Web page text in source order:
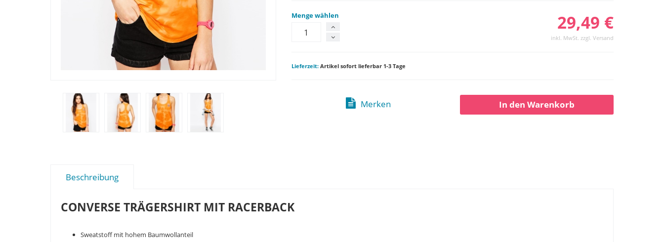
Menge wählen 29,49 €
inkl. MwSt. zzgl. Versand
Lieferzeit: Artikel sofort lieferbar 1-3 Tage
Merken In den Warenkorb
Beschreibung
CONVERSE TRÄGERSHIRT MIT RACERBACK
Sweatstoff mit hohem Baumwollanteil